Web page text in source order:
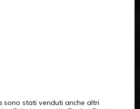
sono stati venduti anche altri